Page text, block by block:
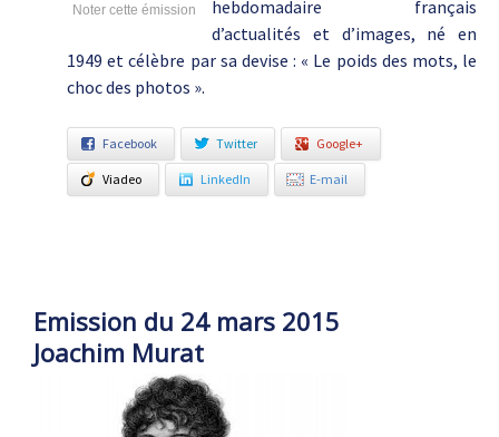
Noter cette émission
hebdomadaire français
d’actualités et d’images, né en
1949 et célèbre par sa devise : « Le poids des mots, le
choc des photos ».
Facebook Twitter Google+
Viadeo LinkedIn E-mail
Emission du 24 mars 2015
Joachim Murat